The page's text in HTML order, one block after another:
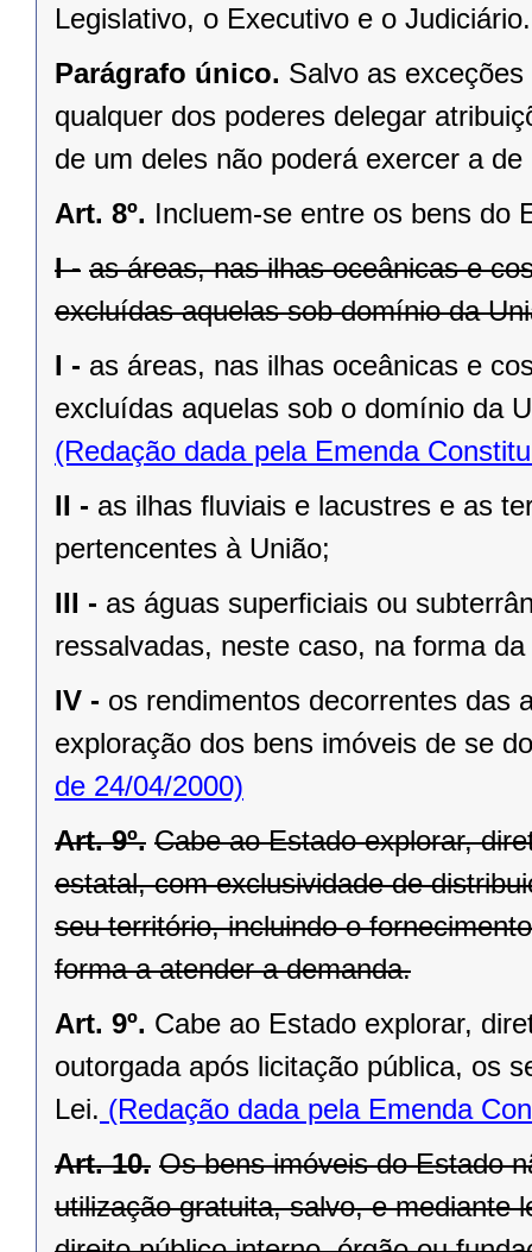
Legislativo, o Executivo e o Judiciário.
Parágrafo único. Salvo as
qualquer dos poderes delegar
de um deles não poderá exercer a de
Art. 8º. Incluem-se entre os bens do
I - as áreas, nas ilhas oceânicas e
excluídas aquelas sob domínio da
I - as áreas, nas ilhas oceânicas e
excluídas aquelas sob o domínio da
(Redação dada pela Emenda
II - as ilhas ﬂuviais e lacustres e as
pertencentes à União;
III - as águas superﬁciais ou
ressalvadas, neste caso, na forma
IV - os rendimentos decorrentes das
exploração dos bens imóveis de se
de 24/04/2000)
Art. 9º. Cabe ao Estado explorar,
estatal, com exclusividade de
seu território, incluindo o
forma a atender a demanda.
Art. 9º. Cabe ao Estado explorar,
outorgada após licitação pública, os
Lei. (Redação dada pela Emenda
Art. 10. Os bens imóveis do Estado
utilização gratuita, salvo, e mediante